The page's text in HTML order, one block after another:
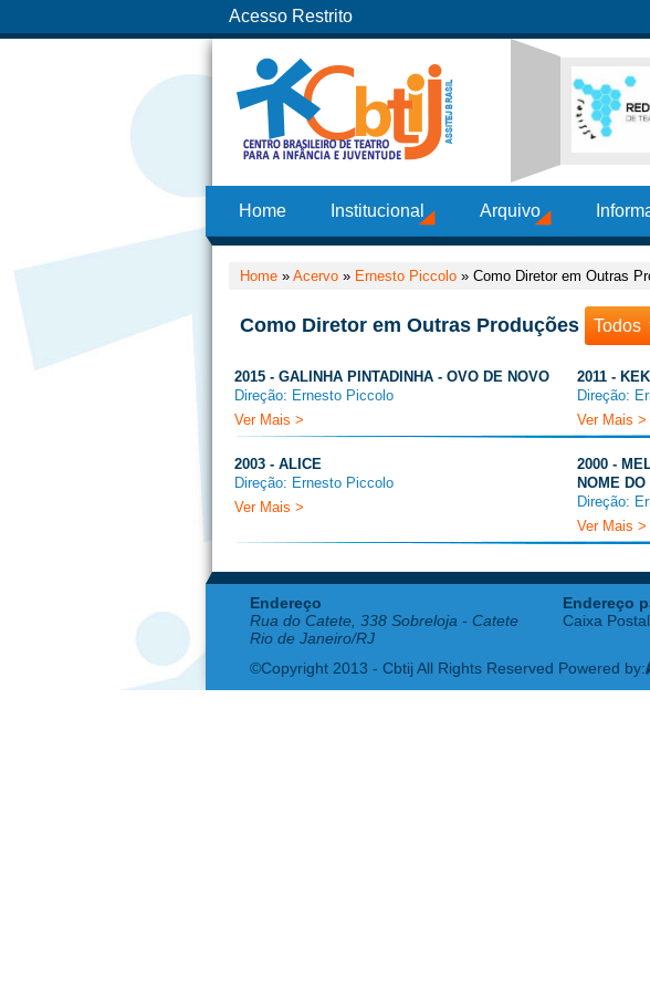
Acesso Restrito
Home Institucional Arquivo
Home » Acervo » Ernesto Piccolo » Como Diretor em Outras
Como Diretor em Outras Produções Todos
2015 - GALINHA PINTADINHA - OVO DE NOVO
Direção: Ernesto Piccolo
Ver Mais >
2011 -
Direção:
Ver Mais >
2003 - ALICE
Direção: Ernesto Piccolo
Ver Mais >
2000 -
NOME DO
Direção:
Ver Mais >
Endereço
Rua do Catete, 338 Sobreloja - Catete
Rio de Janeiro/RJ
Endereço
Caixa
©Copyright 2013 - Cbtij All Rights Reserved Powered by: